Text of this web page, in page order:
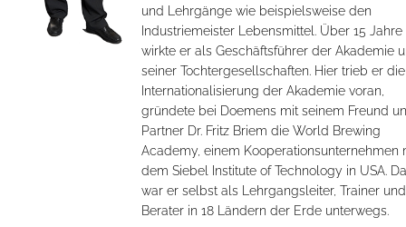
und Lehrgänge wie beispielsweise den
Industriemeister Lebensmittel. Über 15 Jahre
wirkte er als Geschäftsführer der Akademie
seiner Tochtergesellschaften. Hier trieb er die
Internationalisierung der Akademie voran,
gründete bei Doemens mit seinem Freund
Partner Dr. Fritz Briem die World Brewing
Academy, einem Kooperationsunternehmen
dem Siebel Institute of Technology in USA.
war er selbst als Lehrgangsleiter, Trainer und
Berater in 18 Ländern der Erde unterwegs.